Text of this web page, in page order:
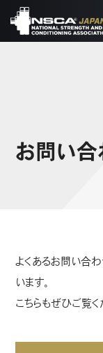
お問い合
よくあるお問い合
います。
こちらもぜひご覧く